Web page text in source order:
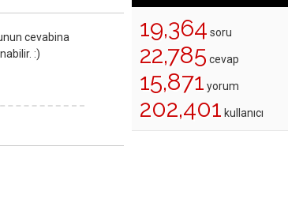
cevabina
:)
19,364 soru
22,785 cevap
15,871 yorum
202,401 kullanıcı